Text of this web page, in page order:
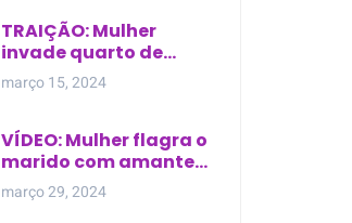
TRAIÇÃO: Mulher
invade quarto de
motel e encontra o
marido com outra na
março 15, 2024
VÍDEO: Mulher flagra o
marido com amante
dentro da própria
residência
março 29, 2024